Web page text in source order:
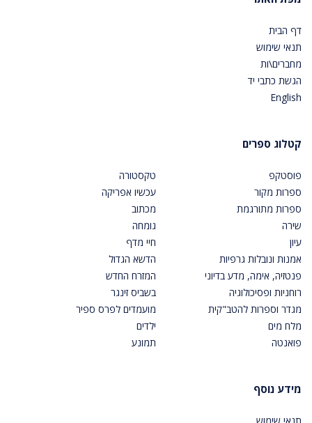
דף הבית
תנאי שימוש
מחברים\ות
הגשת כתבי יד
English
קטלוג ספרים
פוסטקפ
ספרות מקור
ספרות מתורגמת
שירה
עיון
אמנות ונובלות גרפיות
פנטזיה, אימה, מדע בדיוני
רוחניות ופסיכולוגיה
מגדר וספרות להטב"קית
מלח מים
פואנטה
טקסטורה
עכשיו אפריקה
מכתוב
גומחה
חיי מדף
הדשא הגדול
המזרח החדש
בשביס זינגר
מועמדים לפרס ספיר
ילדים
תמונע
מידע נוסף